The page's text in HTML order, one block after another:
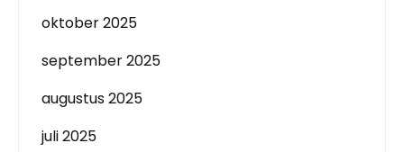
oktober 2025
september 2025
augustus 2025
juli 2025